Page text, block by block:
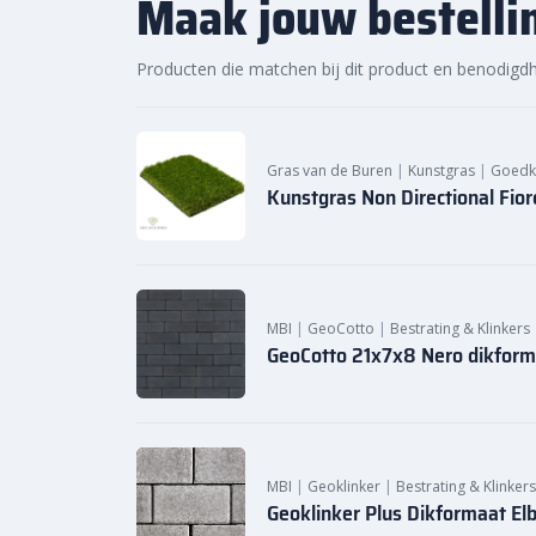
Maak jouw
Producten die matchen bij dit product en
Gras van de Buren | Kunstgras |
Kunstgras Non Directional
MBI | GeoCotto | Bestrating & Klinkers
GeoCotto 21x7x8 Nero
MBI | Geoklinker | Bestrating & Klinkers
Geoklinker Plus Dikformaat